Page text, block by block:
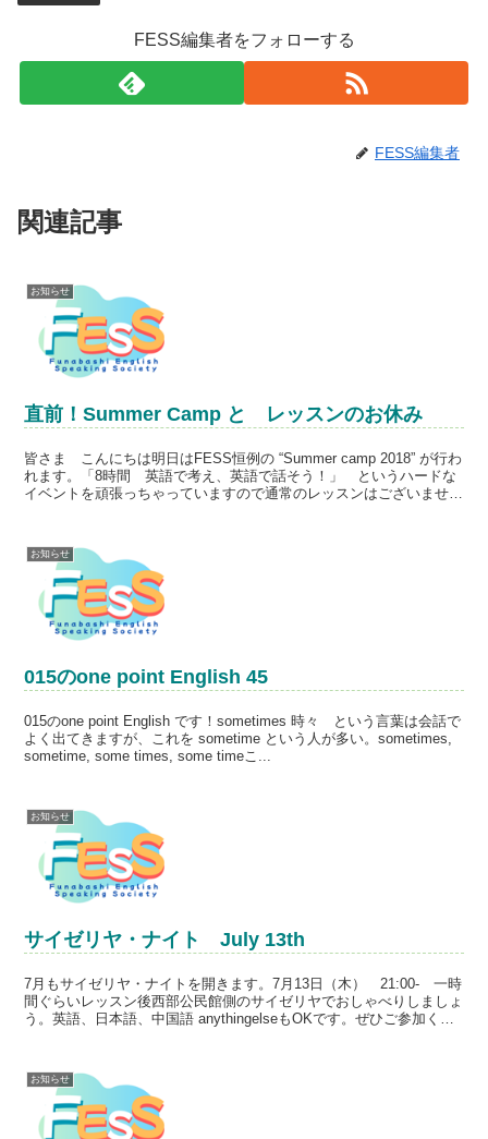
FESS編集者をフォローする
FESS編集者
関連記事
お知らせ
直前！Summer Camp と レッスンのお休み
皆さま こんにちは明日はFESS恒例の “Summer camp 2018” が行わ
れます。「8時間 英語で考え、英語で話そう！」 というハードな
イベントを頑張っちゃっていますので通常のレッスンはございませ
お知らせ
015のone point English 45
015のone point English です！sometimes 時々 という言葉は会話で
よく出てきますが、これを sometime という人が多い。sometimes,
sometime, some times, some timeこ...
お知らせ
サイゼリヤ・ナイト July 13th
7月もサイゼリヤ・ナイトを開きます。7月13日（木） 21:00- 一時
間ぐらいレッスン後西部公民館側のサイゼリヤでおしゃべりしましょ
う。英語、日本語、中国語 anythingelseもOKです。ぜひご参加くだ
お知らせ